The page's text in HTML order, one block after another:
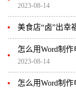
2023-08-14
美食店“卤”出幸
怎么用Word制
2023-08-14
怎么用Word制